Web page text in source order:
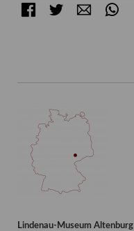
FacebookTwitter E-mail
Lindenau-Museum Altenburg